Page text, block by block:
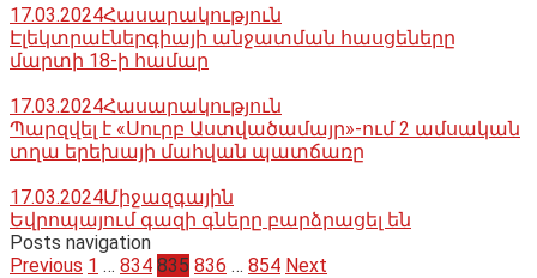
17.03.2024Հասարակություն
Էլեկտրաէներգիայի անջատման հասցեները
մարտի 18-ի համար
17.03.2024Հասարակություն
Պարզվել է «Սուրբ Աստվածամայր»-ում 2 ամսական
տղա երեխայի մահվան պատճառը
17.03.2024Միջազգային
Եվրոպայում գազի գները բարձրացել են
Posts navigation
Previous 1 … 834 835 836 … 854 Next